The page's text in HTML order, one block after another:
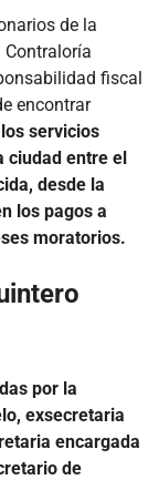
de la
Contraloría
fiscal
encontrar
servicios
ciudad entre el
desde la
los pagos a
moratorios.
por la
exsecretaria
encargada
de